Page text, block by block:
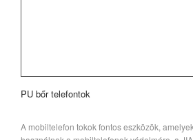
PU bőr telefontok
A mobiltelefon tokok fontos eszközök,